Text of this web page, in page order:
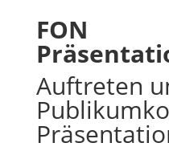
FON
Auftreten